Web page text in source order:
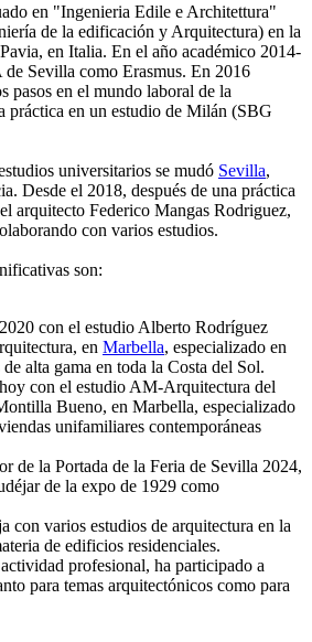
en "Ingenieria Edile e Architettura"
de la edificación y Arquitectura) en la
en Italia. En el año académico 2014-
Sevilla como Erasmus. En 2016
pasos en el mundo laboral de la
práctica en un estudio de Milán (SBG
universitarios se mudó Sevilla,
Desde el 2018, después de una práctica
arquitecto Federico Mangas Rodriguez,
con varios estudios.
son:
con el estudio Alberto Rodríguez
en Marbella, especializado en
alta gama en toda la Costa del Sol.
con el estudio AM-Arquitectura del
Bueno, en Marbella, especializado
unifamiliares contemporáneas
de la Portada de la Feria de Sevilla 2024,
de la expo de 1929 como
con varios estudios de arquitectura en la
de edificios residenciales.
profesional, ha participado a
para temas arquitectónicos como para